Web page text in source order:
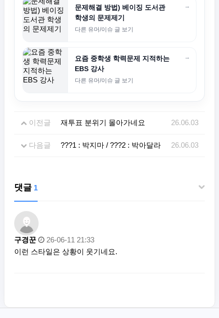
문제해결 방법) 베이징 도서관
학생의 문제제기
다른 유머/이슈 글 보기
→
요즘 중학생 학력문제 지적하는
EBS 강사
다른 유머/이슈 글 보기
→
이전글 재투표 분위기 몰아가네요 26.06.03
다음글 ???1 : 박지마 / ???2 : 박아달라 26.06.03
댓글 1
구경꾼
26-06-11 21:33
이런 스타일은 상황이 웃기네요.